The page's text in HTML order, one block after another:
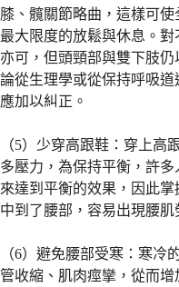
膝、髖關節略曲，這樣可
最大限度的放鬆與休息。
亦可，但頭頸部與雙下肢
論從生理學或從保持呼吸道
應加以糾正。
（5）少穿高跟鞋：穿上高
多壓力，為保持平衡，許
來達到平衡的效果，因此
中到了腰部，容易出現腰肌
（6）避免腰部受寒：寒冷
管收縮、肌肉痙攣，從而